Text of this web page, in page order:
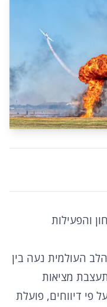
והפעילות
העולמית נעה בין
מציאות
פי דיווחים, פועלת